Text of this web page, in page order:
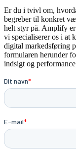
Er du i tvivl om,
begreber til konkret
helt styr på. Amplify
vi specialiserer os i at
digital markedsføring
formularen herunder
indsigt og